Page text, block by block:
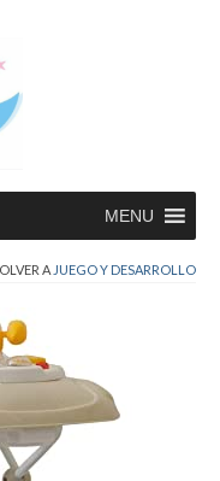
MENU
A JUEGO Y DESARROLLO